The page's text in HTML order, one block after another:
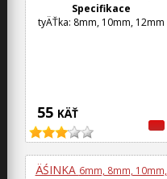
55 KÄŤ
Specifikace
tyÄŤka: 8mm, 10mm, 12mm
ÄŚINKA 6mm, 8mm, 10mm,